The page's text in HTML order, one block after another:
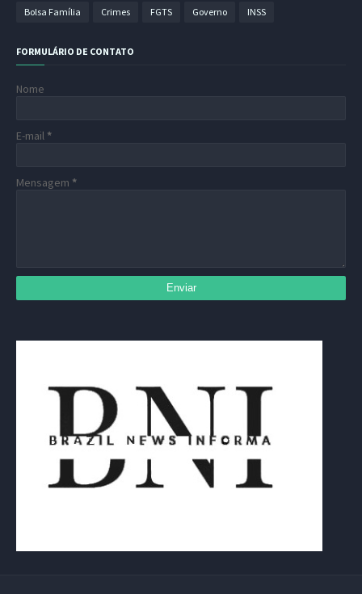
Bolsa Família Crimes FGTS Governo INSS
FORMULÁRIO DE CONTATO
Nome
E-mail *
Mensagem *